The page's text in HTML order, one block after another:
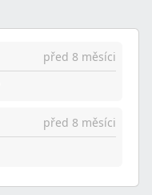
před 8 měsíci
před 8 měsíci